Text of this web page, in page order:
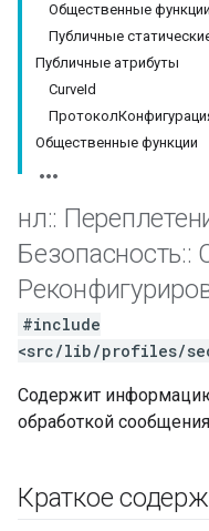
Общественные функции
Публичные
Публичные атрибуты
CurveId
Общественные функции
нл::
Безопасность::
#include
<src/lib/profiles/
Содержит
обработкой сообщения
Краткое